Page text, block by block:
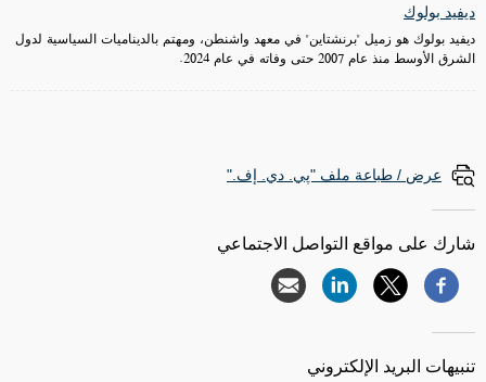
ديفيد بولوك
ديفيد بولوك هو زميل "برنشتاين" في معهد واشنطن، ومهتم بالديناميات السياسية لدول
الشرق الأوسط منذ عام 2007 حتى وفاته في عام 2024.
عرض / طباعة ملف "پي. دي. إف."
شارك على مواقع التواصل الاجتماعي
تنبيهات البريد الإلكتروني